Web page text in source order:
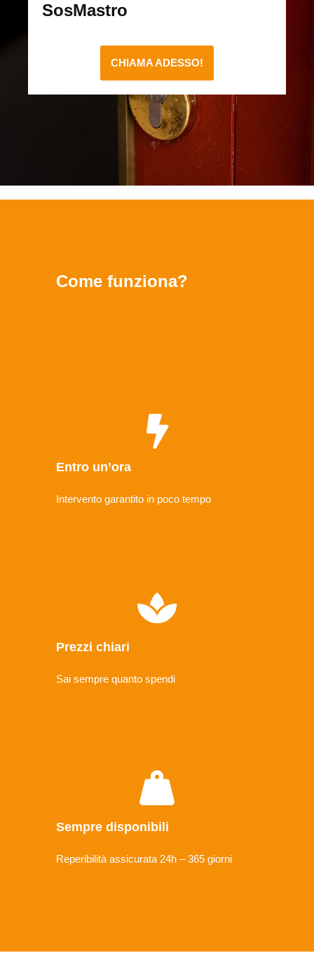
SosMastro
CHIAMA ADESSO!
Come funziona?
Entro un’ora
Intervento garantito in poco tempo
Prezzi chiari
Sai sempre quanto spendi
Sempre disponibili
Reperibilità assicurata 24h – 365 giorni